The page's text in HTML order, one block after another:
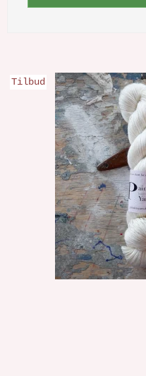
Tilbud